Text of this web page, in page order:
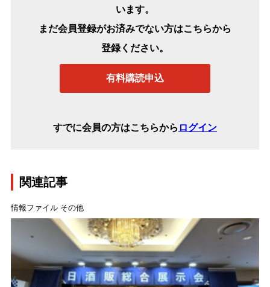
います。
まだ会員登録がお済みでない方はこちらから
登録ください。
有料購読申込
すでに会員の方はこちらから ログイン
関連記事
情報ファイル その他